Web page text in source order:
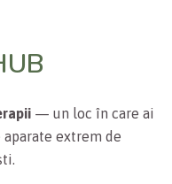
— un loc în care ai
extrem de